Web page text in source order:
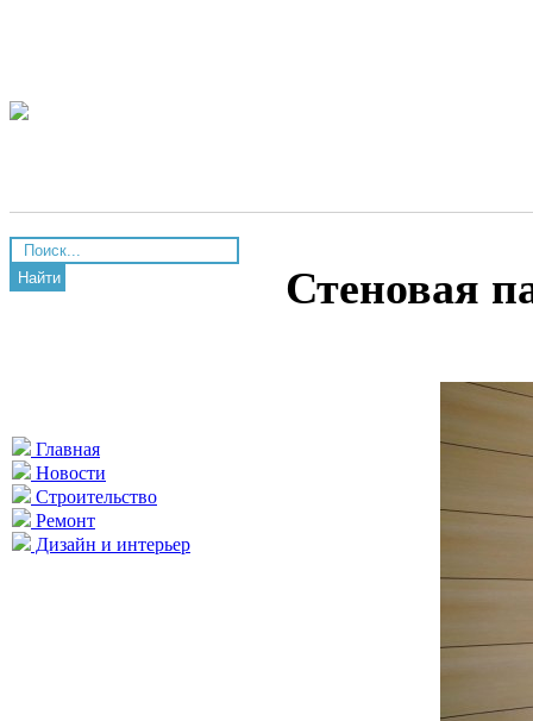
Найти
Главная
Новости
Строительство
Ремонт
Дизайн и интерьер
Стеновая